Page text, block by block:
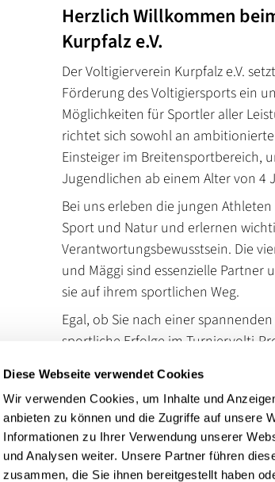
Diese Webseite verwendet Cookies
Wir verwenden Cookies, um Inhalte und
anbieten zu können und die Zugriffe auf unsere
Informationen zu Ihrer Verwendung unserer
und Analysen weiter. Unsere Partner führen
zusammen, die Sie ihnen bereitgestellt haben
Herzlich Willkommen
Kurpfalz e.V.
Der Voltigierverein Kurpfalz e.V.
Förderung des Voltigiersports ein
Möglichkeiten für Sportler aller
richtet sich sowohl an
Einsteiger im Breitensportbereich,
Jugendlichen ab einem Alter von 4
Bei uns erleben die jungen
Sport und Natur und erlernen
Verantwortungsbewusstsein. Die
und Mäggi sind essenzielle Partner
sie auf ihrem sportlichen Weg.
Egal, ob Sie nach einer
sportliche Erfolge im Turniervolti-
Trainingsprogramm in einer
Atmosphäre.
Website besuchen